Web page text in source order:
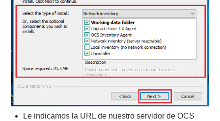
Le indicamos la URL de nuestro servidor de OCS